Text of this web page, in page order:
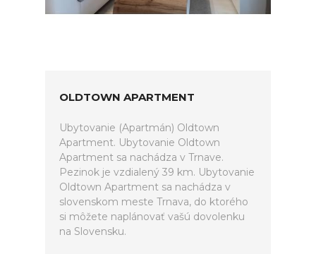
OLDTOWN APARTMENT
Ubytovanie (Apartmán) Oldtown
Apartment. Ubytovanie Oldtown
Apartment sa nachádza v Trnave.
Pezinok je vzdialený 39 km. Ubytovanie
Oldtown Apartment sa nachádza v
slovenskom meste Trnava, do ktorého
si môžete naplánovať vašú dovolenku
na Slovensku.